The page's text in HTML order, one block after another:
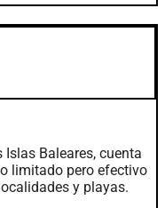
Baleares, cuenta
limitado pero efectivo
y playas.